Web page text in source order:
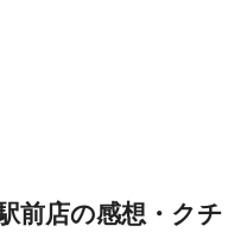
前店の感想・クチ